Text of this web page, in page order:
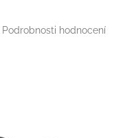
Podrobnosti hodnocení